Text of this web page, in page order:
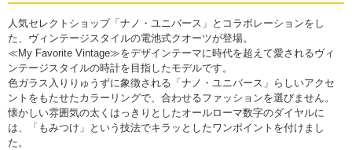
人気セレクトショップ「ナノ・ユニバース」とコラボレーションをし
た、ヴィンテージスタイルの電池式クオーツが登場。
≪My Favorite Vintage≫をデザインテーマに時代を超えて愛されるヴィ
ンテージスタイルの時計を目指したモデルです。
色ガラス入りりゅうずに象徴される「ナノ・ユニバース」らしいアクセ
ントをもたせたカラーリングで、合わせるファッションを選びません。
懐かしい雰囲気の太くはっきりとしたオールローマ数字のダイヤルに
は、「もみつけ」という技法でキラッとしたワンポイントを付けまし
た。